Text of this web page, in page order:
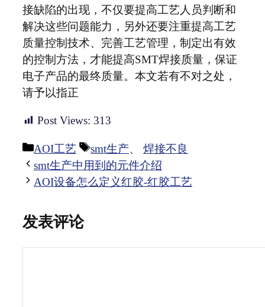
接缺陷的出现，不仅要提高工艺人员判断和
解决这些问题能力，另外还要注重提高工艺
质量控制技术、完善工艺管理，制定出有效
的控制方法，才能提高SMT焊接质量，保证
电子产品的最终质量。本文若有不对之处，
请予以指正
Post Views: 313
分
类
AOI工艺
标
签
smt生产、 焊接不良
smt生产中用到的元件介绍
AOI设备怎么定义红胶-红胶工艺
发表评论